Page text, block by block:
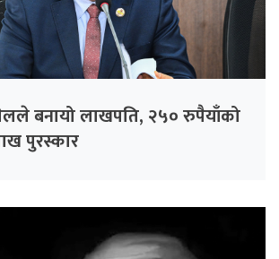
बनायो लाखपति, २५० रुपैयाँको
पुरस्कार